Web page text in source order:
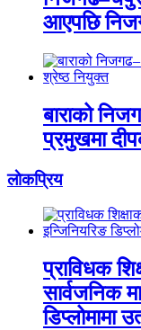
आएपछि
बाराको
प्रमुखमा
लाेकप्रिय
प्राविधक
सार्वजनिक
डिप्लोमामा